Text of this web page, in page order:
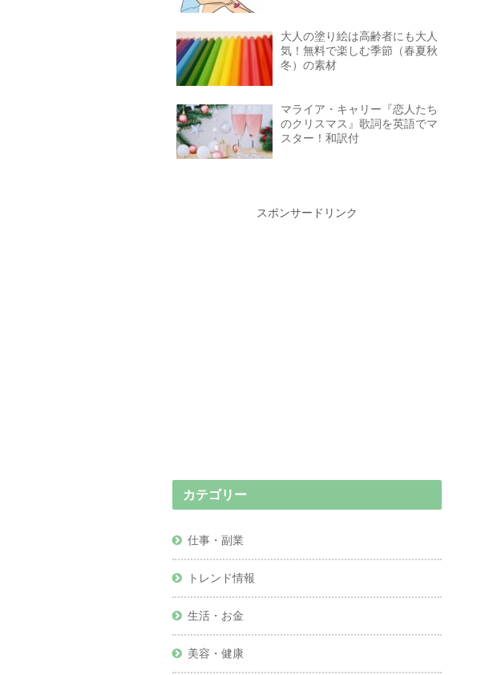
大人の塗り絵は高齢者にも大人
気！無料で楽しむ季節（春夏秋
冬）の素材
マライア・キャリー『恋人たち
のクリスマス』歌詞を英語でマ
スター！和訳付
スポンサードリンク
カテゴリー
仕事・副業
トレンド情報
生活・お金
美容・健康